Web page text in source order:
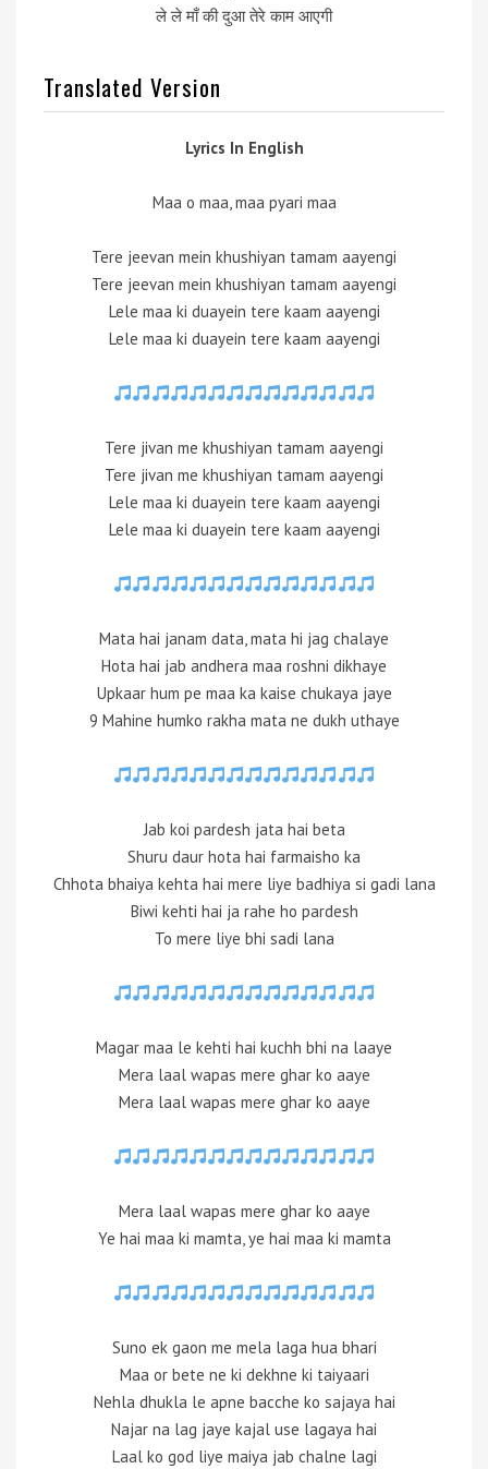
ले ले माँ की दुआ तेरे काम आएगी
Translated Version
Lyrics In English
Maa o maa, maa pyari maa
Tere jeevan mein khushiyan tamam aayengi
Tere jeevan mein khushiyan tamam aayengi
Lele maa ki duayein tere kaam aayengi
Lele maa ki duayein tere kaam aayengi
Tere jivan me khushiyan tamam aayengi
Tere jivan me khushiyan tamam aayengi
Lele maa ki duayein tere kaam aayengi
Lele maa ki duayein tere kaam aayengi
Mata hai janam data, mata hi jag chalaye
Hota hai jab andhera maa roshni dikhaye
Upkaar hum pe maa ka kaise chukaya jaye
9 Mahine humko rakha mata ne dukh uthaye
Jab koi pardesh jata hai beta
Shuru daur hota hai farmaisho ka
Chhota bhaiya kehta hai mere liye badhiya si gadi lana
Biwi kehti hai ja rahe ho pardesh
To mere liye bhi sadi lana
Magar maa le kehti hai kuchh bhi na laaye
Mera laal wapas mere ghar ko aaye
Mera laal wapas mere ghar ko aaye
Mera laal wapas mere ghar ko aaye
Ye hai maa ki mamta, ye hai maa ki mamta
Suno ek gaon me mela laga hua bhari
Maa or bete ne ki dekhne ki taiyaari
Nehla dhukla le apne bacche ko sajaya hai
Najar na lag jaye kajal use lagaya hai
Laal ko god liye maiya jab chalne lagi